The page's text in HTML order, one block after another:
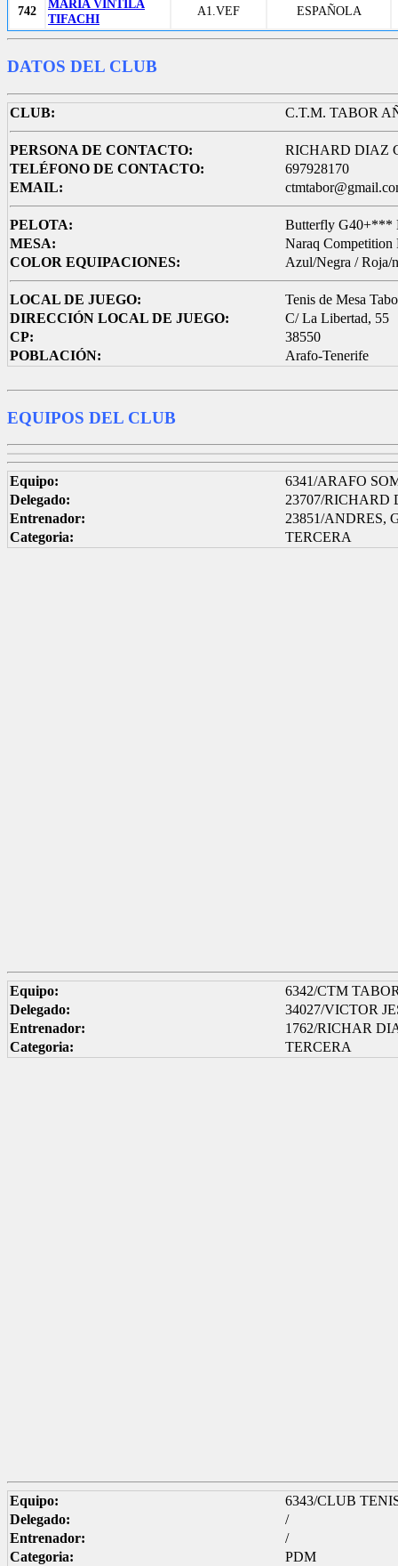
742
MARIA VINTILA
TIFACHI
A1.VEF ESPAÑOLA
DATOS DEL CLUB
CLUB: C.T.M. TABOR
PERSONA DE CONTACTO:
RICHARD DIAZ
TELÉFONO DE CONTACTO:
697928170
EMAIL:
PELOTA:
Butterfly G40+***
MESA:
Naraq Competition
COLOR EQUIPACIONES:
Azul/Negra / Roja/
LOCAL DE JUEGO:
Tenis de Mesa
DIRECCIÓN LOCAL DE JUEGO:
C/ La Libertad, 55
CP:
38550
POBLACIÓN:
Arafo-Tenerife
EQUIPOS DEL CLUB
Equipo:
6341/ARAFO
Delegado:
23707/RICHARD
Entrenador:
23851/ANDRES,
Categoria:
TERCERA
Equipo:
6342/CTM
Delegado:
34027/VICTOR
Entrenador:
1762/RICHAR
Categoria:
TERCERA
Equipo:
6343/CLUB
Delegado:
/
Entrenador:
/
Categoria:
PDM